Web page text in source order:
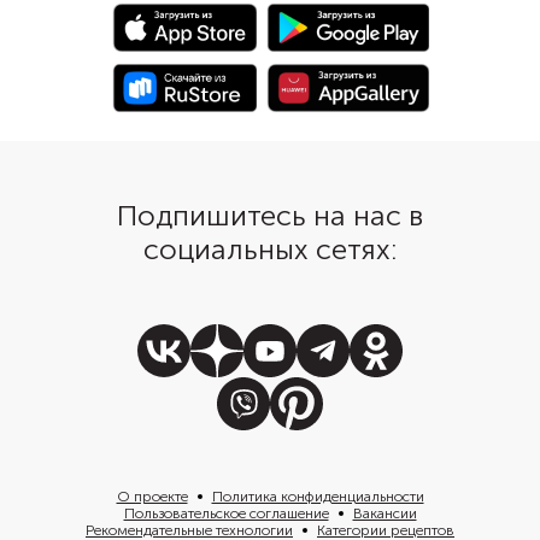
вдруг у вас найдется настоящий
стручок ванили, аромат будет
еще сильнее.
Подпишитесь на нас в
социальных сетях:
О проекте
Политика конфиденциальности
Пользовательское соглашение
Вакансии
Рекомендательные технологии
Категории рецептов